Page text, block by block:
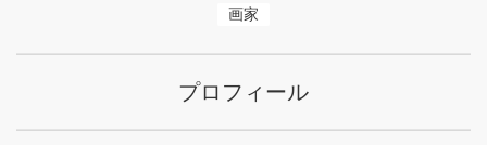
画家
プロフィール